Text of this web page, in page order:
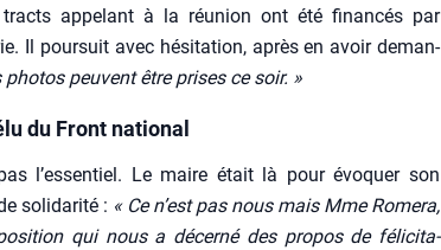
appe­lant à la réunion ont été finan­cés par
Il pour­suit avec hési­ta­tion, après en avoir deman­
pho­tos peuvent être prises ce soir. »
du Front national
l’essentiel. Le maire était là pour évo­quer son
soli­da­ri­té : « Ce n’est pas nous mais Mme Rome­ra,
qui nous a décer­né des pro­pos de féli­ci­ta­